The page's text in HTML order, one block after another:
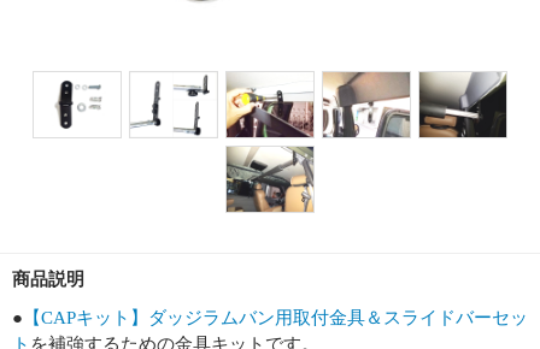
商品説明
● 【CAPキット】ダッジラムバン用取付金具＆スライドバーセッ
ト を補強するための金具キットです。